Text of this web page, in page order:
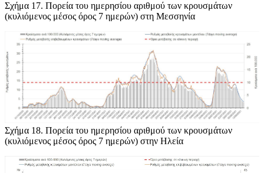
Σχήμα 17. Πορεία του ημερησίου αριθμού των κρουσμάτων
(κυλιόμενος μέσος όρος 7 ημερών) στη Μεσσηνία
Σχήμα 18. Πορεία του ημερησίου αριθμού των κρουσμάτων
(κυλιόμενος μέσος όρος 7 ημερών) στην Ηλεία